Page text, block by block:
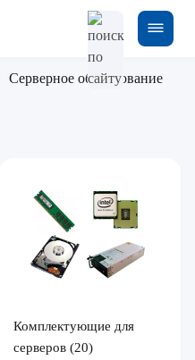
Серверное оборудование
Комплектующие для
серверов (20)